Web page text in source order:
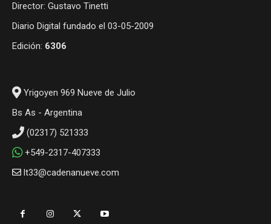
Director: Gustavo Tinetti
Diario Digital fundado el 03-05-2009
Edición: 6306
Yrigoyen 969 Nueve de Julio
Bs As - Argentina
(02317) 521333
+549-2317-407333
lt33@cadenanueve.com